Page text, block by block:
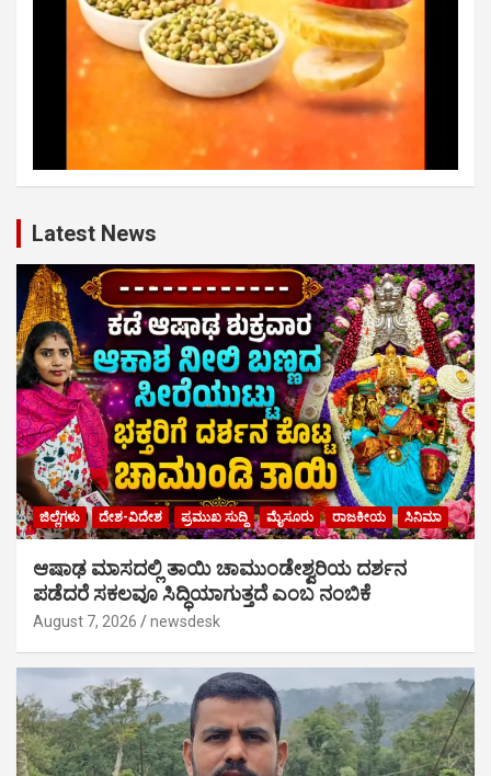
Latest News
ಜಿಲ್ಲೆಗಳು ದೇಶ-ವಿದೇಶ ಪ್ರಮುಖ ಸುದ್ದಿ ಮೈಸೂರು ರಾಜಕೀಯ ಸಿನಿಮಾ
ಆಷಾಢ ಮಾಸದಲ್ಲಿ ತಾಯಿ ಚಾಮುಂಡೇಶ್ವರಿಯ ದರ್ಶನ
ಪಡೆದರೆ ಸಕಲವೂ ಸಿದ್ಧಿಯಾಗುತ್ತದೆ ಎಂಬ ನಂಬಿಕೆ
August 7, 2026 newsdesk